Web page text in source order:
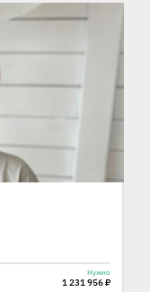
Нужно
1 231 956 ₽